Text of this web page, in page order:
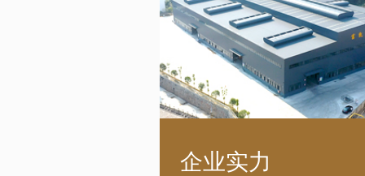
企业实力